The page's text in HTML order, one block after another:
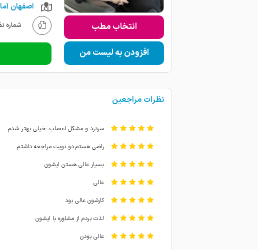
انتخاب مطب
افزودن به لیست من
اصفهان
شماره
نظرات مراجعین
سردرد و مشکل اعصاب. خیلی بهتر شدم
راضی هستم.دو نویت مراجعه داشتم
بسیار عالی هستن ایشون
عالی
کارشون عالی بود
لذت بردم از مشاوره با ایشون
عالی بودن